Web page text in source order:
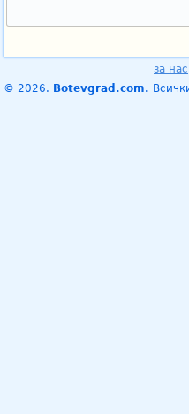
за нас
© 2026. Botevgrad.com.